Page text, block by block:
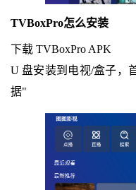
TVBoxPro怎么安装
下载 TVBoxPro APK
U 盘安装到电视/盒子，
据"